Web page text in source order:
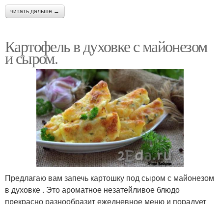
читать дальше →
Картофель в духовке с майонезом
и сыром.
Предлагаю вам запечь картошку под сыром с майонезом
в духовке . Это ароматное незатейливое блюдо
прекрасно разнообразит ежедневное меню и порадует